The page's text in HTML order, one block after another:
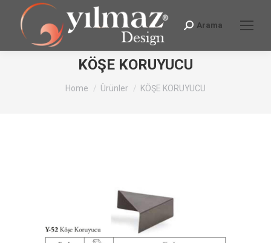
Search:
Arama
KÖŞE KORUYUCU
You are here:
Home Ürünler KÖŞE KORUYUCU